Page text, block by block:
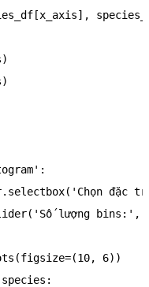
[x_axis] ,
)
)
:
. selectbox( 'Chọn đặc
( 'Số lượng bins:' ,
(figsize=(10, 6) )
: